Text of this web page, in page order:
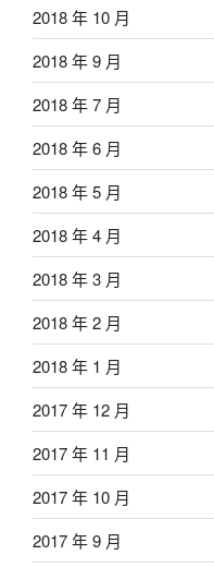
2018 年 10 月
2018 年 9 月
2018 年 7 月
2018 年 6 月
2018 年 5 月
2018 年 4 月
2018 年 3 月
2018 年 2 月
2018 年 1 月
2017 年 12 月
2017 年 11 月
2017 年 10 月
2017 年 9 月